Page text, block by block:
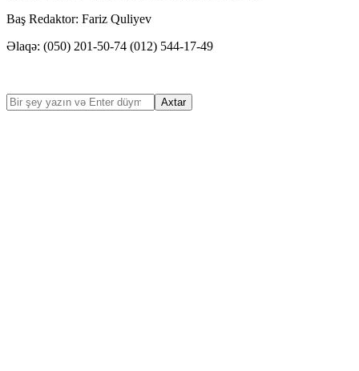
Baş Redaktor: Fariz Quliyev
Əlaqə: (050) 201-50-74 (012) 544-17-49